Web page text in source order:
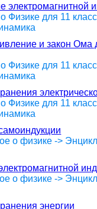
электромагнитной
Физике для 11
и закон Ома
Физике для 11
Физике для 11
о физике ->
о физике ->
энергии